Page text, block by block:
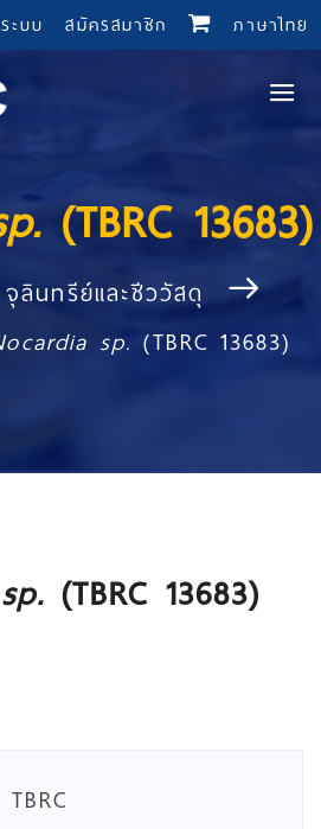
ะบบ สมัครสมาชิก ภาษาไทย
(TBRC 13683)
จุลินทรีย์และชีววัสดุ
sp.(TBRC 13683)
sp.(TBRC 13683)
TBRC